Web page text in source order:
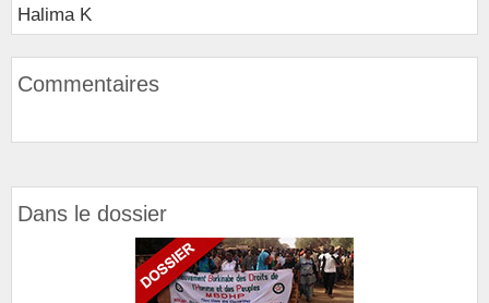
Halima K
Commentaires
Dans le dossier